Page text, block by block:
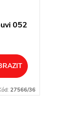
052
27566/36